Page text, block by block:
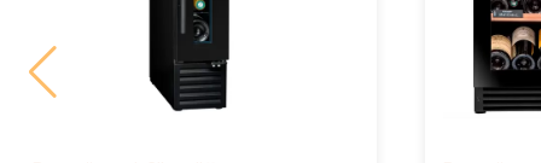
Электрочайники